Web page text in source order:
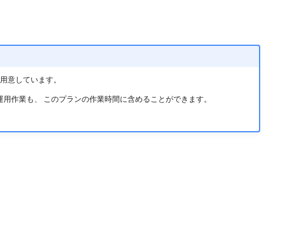
意しています。
作業も、 このプランの作業時間に含めることができます。